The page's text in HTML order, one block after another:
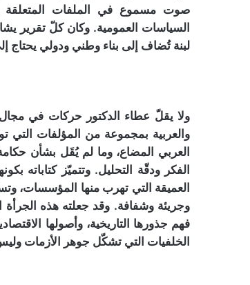
صوت مسموع في الملفات المتعلقة
السياسات العمومية. وكان كلّ تقرير
لبنة تُضاف إلى بناء وطني ودولي يحتاج
ولا يقلّ عطاء الدكتور حركات في مجال
والعربية بمجموعة من المؤلفات التي
العربي المضاع، وما لم يُقَل بشأن حكامة
الفكر ودقّة التحليل. وتتميّز كتاباته
العميقة التي تهرب منها المؤسسات،
وجريئة وشفافة. وقد جعلته هذه الجرأة
فهم جذورها التاريخية، وأصولها
الخلفيات التي تشكّل جوهر الأزمات